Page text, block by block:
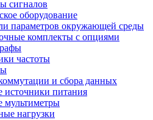
сигналов
оборудование
параметров окружающей среды
комплекты с опциями
частоты
и сбора данных
питания
нагрузки